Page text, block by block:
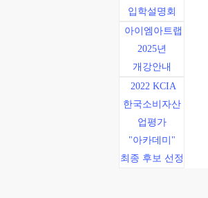
입학설명회
아이엠아트랩
2025년
개강안내
2022 KCIA
한국소비자산
업평가
"아카데미"
최종 후보 선정